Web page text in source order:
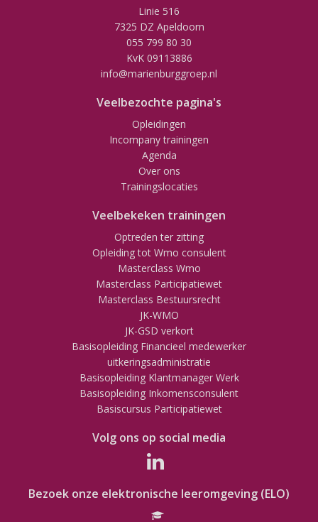
Linie 516
7325 DZ Apeldoorn
055 799 80 30
KvK 09113886
info@marienburggroep.nl
Veelbezochte pagina's
Opleidingen
Incompany trainingen
Agenda
Over ons
Trainingslocaties
Veelbekeken trainingen
Optreden ter zitting
Opleiding tot Wmo consulent
Masterclass Wmo
Masterclass Participatiewet
Masterclass Bestuursrecht
JK-WMO
JK-GSD verkort
Basisopleiding Financieel medewerker
uitkeringsadministratie
Basisopleiding Klantmanager Werk
Basisopleiding Inkomensconsulent
Basiscursus Participatiewet
Volg ons op social media
Bezoek onze elektronische leeromgeving (ELO)